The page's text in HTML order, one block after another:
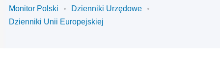
Monitor Polski
Dzienniki Urzędowe
Dzienniki Unii Europejskiej